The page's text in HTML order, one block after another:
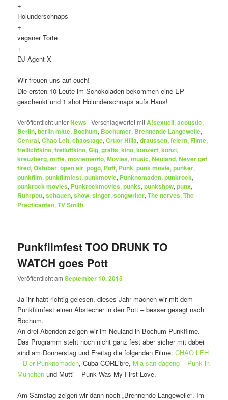
+
Holunderschnaps
+
veganer Torte
+
DJ Agent X
Wir freuen uns auf euch!
Die ersten 10 Leute im Schokoladen bekommen eine EP
geschenkt und 1 shot Holunderschnaps aufs Haus!
Veröffentlicht unterNews |Verschlagwortet mitA!sexuell,acoustic,
Berlin,berlin mitte, Bochum, Bochumer, Brennende Langeweile,
Central,Chao Leh,chaostage,Cruor Hilla,draussen,feiern, Filme,
freilichtkino,freiluftkino,Gig,gratis,kino,konzert,konzi,
kreuzberg,mitte,moviemento,Movies,music,Neuland,Never get
tired,Oktober,open air,pogo, Pott, Punk,punk movie,punker,
punkfilm,punkfilmfest,punkmovie, Punknomaden,punkrock,
punkrock movies, Punkrockmovies,punks,punkshow,punx,
Ruhrpott,schauen,show,singer,songwriter,The nerves,The
Practicanten,TV Smith
Punkfilmfest TOO DRUNK TO
WATCH goes Pott
Veröffentlicht amSeptember 10, 2015
Ja ihr habt richtig gelesen, dieses Jahr machen wir mit dem
Punkfilmfest einen Abstecher in den Pott – besser gesagt nach
Bochum.
An drei Abenden zeigen wir im Neuland in Bochum Punkfilme.
Das Programm steht noch nicht ganz fest aber sicher mit dabei
sind am Donnerstag und Freitag die folgenden Filme:CHAO LEH
– Dier Punknomaden, Cuba CORLibre, Mia san dageng – Punk in
München und Mutti – Punk Was My First Love.
Am Samstag zeigen wir dann noch „Brennende Langeweile“. Im